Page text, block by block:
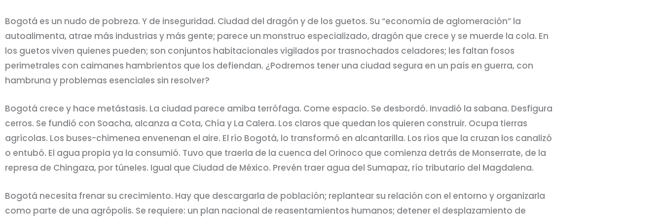
Bogotá es un nudo de pobreza. Y de inseguridad. Ciudad del dragón y de los guetos. Su “economía de aglomeración” la
autoalimenta, atrae más industrias y más gente; parece un monstruo especializado, dragón que crece y se muerde la cola. En
los guetos viven quienes pueden; son conjuntos habitacionales vigilados por trasnochados celadores; les faltan fosos
perimetrales con caimanes hambrientos que los defiendan. ¿Podremos tener una ciudad segura en un país en guerra, con
hambruna y problemas esenciales sin resolver?
Bogotá crece y hace metástasis. La ciudad parece amiba terrófaga. Come espacio. Se desbordó. Invadió la sabana. Desfigura
cerros. Se fundió con Soacha, alcanza a Cota, Chía y La Calera. Los claros que quedan los quieren construir. Ocupa tierras
agrícolas. Los buses-chimenea envenenan el aire. El río Bogotá, lo transformó en alcantarilla. Los ríos que la cruzan los canalizó
o entubó. El agua propia ya la consumió. Tuvo que traerla de la cuenca del Orinoco que comienza detrás de Monserrate, de la
represa de Chingaza, por túneles. Igual que Ciudad de México. Prevén traer agua del Sumapaz, río tributario del Magdalena.
Bogotá necesita frenar su crecimiento. Hay que descargarla de población; replantear su relación con el entorno y organizarla
como parte de una agrópolis. Se requiere: un plan nacional de reasentamientos humanos; detener el desplazamiento de